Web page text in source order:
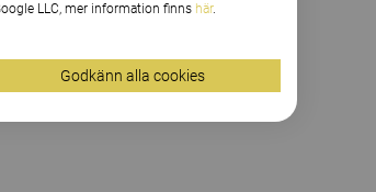
LLC, mer information finns här.
Godkänn alla cookies